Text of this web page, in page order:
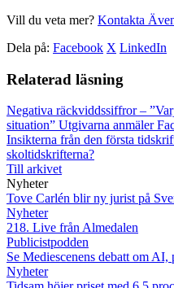
Vill du veta mer? Kontakta
Dela på: Facebook X LinkedIn
Relaterad läsning
Negativa räckviddssiffror –
situation” Utgivarna anmäler
Insikterna från den första
skoltidskrifterna?
Till arkivet
Nyheter
Tove Carlén blir ny jurist på
Nyheter
218. Live från Almedalen
Publicistpodden
Se Mediescenens debatt om
Nyheter